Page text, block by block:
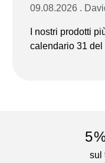
09.08.2026 .
I nostri prodotti
calendario 31
sul